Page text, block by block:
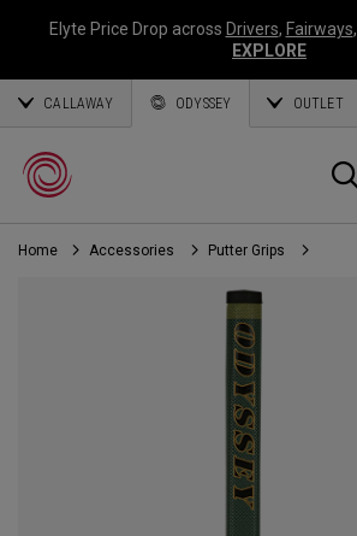
Elyte Price Drop across Drivers, Fairways,
EXPLORE
CALLAWAY ODYSSEY OUTLET
Home Accessories Putter Grips